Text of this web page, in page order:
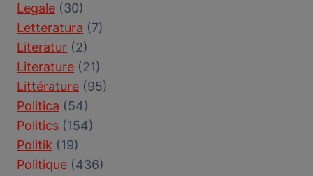
Legale (30)
Letteratura (7)
Literatur (2)
Literature (21)
Littérature (95)
Politica (54)
Politics (154)
Politik (19)
Politique (436)